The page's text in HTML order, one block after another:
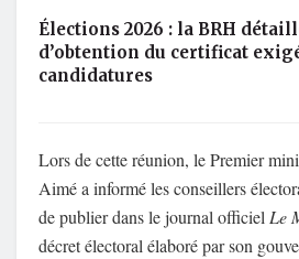
Élections 2026 : la BRH
d’obtention du certificat
candidatures
Lors de cette réunion, le Premier
Aimé a informé les conseillers
de publier dans le journal officielLe
décret électoral élaboré par son